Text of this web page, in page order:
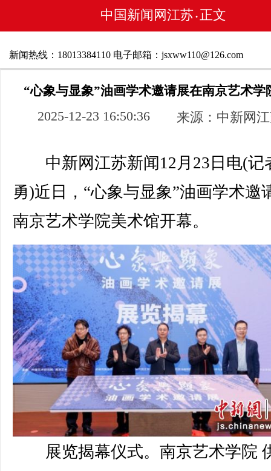
中国新闻网江苏 • 正文
新闻热线：18013384110 电子邮箱：jsxww110@126.com
“心象与显象”油画学术邀请展在南京艺术学
2025-12-23 16:50:36 来源：中新网
中新网江苏新闻12月23日电(记
勇)近日，“心象与显象”油画学术邀
南京艺术学院美术馆开幕。
展览揭幕仪式。南京艺术学院